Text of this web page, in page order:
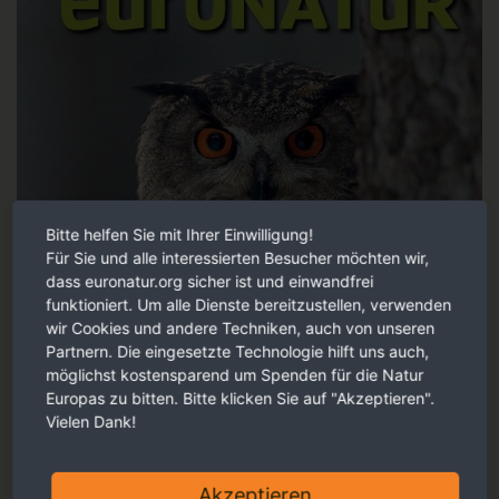
Bitte helfen Sie mit Ihrer Einwilligung!
Für Sie und alle interessierten Besucher möchten wir,
dass euronatur.org sicher ist und einwandfrei
funktioniert. Um alle Dienste bereitzustellen, verwenden
wir Cookies und andere Techniken, auch von unseren
Partnern. Die eingesetzte Technologie hilft uns auch,
möglichst kostensparend um Spenden für die Natur
Europas zu bitten. Bitte klicken Sie auf "Akzeptieren".
Vielen Dank!